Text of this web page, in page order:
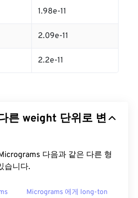
1.98e-11
2.09e-11
2.2e-11
른 weight 단위로 변
다음과 같은 다른 형
습니다.
Micrograms 에게 long-ton